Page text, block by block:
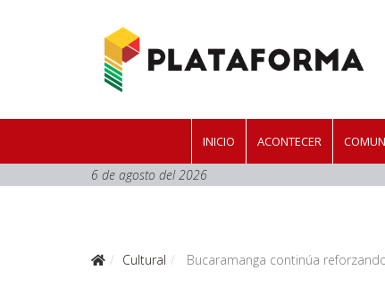
INICIO ACONTECER
6 de agosto del 2026
Cultural Bucaramanga continúa